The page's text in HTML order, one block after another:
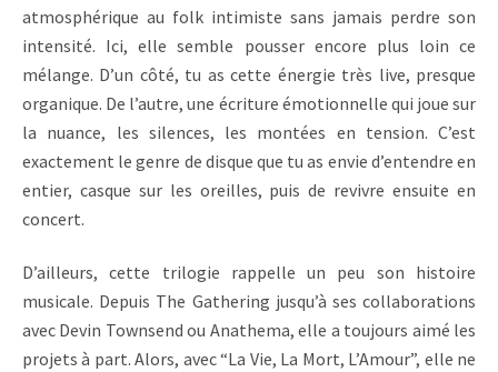
atmosphérique au folk intimiste sans jamais perdre son
intensité. Ici, elle semble pousser encore plus loin ce
mélange. D’un côté, tu as cette énergie très live, presque
organique. De l’autre, une écriture émotionnelle qui joue sur
la nuance, les silences, les montées en tension. C’est
exactement le genre de disque que tu as envie d’entendre en
entier, casque sur les oreilles, puis de revivre ensuite en
concert.
D’ailleurs, cette trilogie rappelle un peu son histoire
musicale. Depuis The Gathering jusqu’à ses collaborations
avec Devin Townsend ou Anathema, elle a toujours aimé les
projets à part. Alors, avec “La Vie, La Mort, L’Amour”, elle ne